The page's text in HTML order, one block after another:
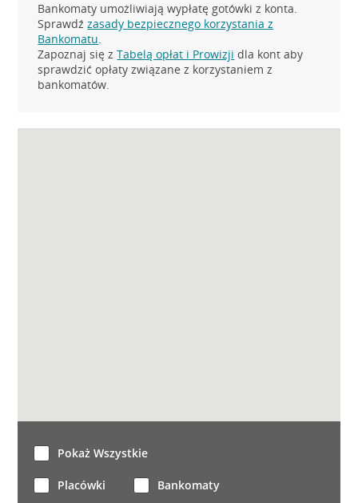
Bankomaty umożliwiają wypłatę gotówki z konta.
Sprawdźzasady bezpiecznego korzystania z
Bankomatu.
Zapoznaj się zTabelą opłat i Prowizji dla kont aby
sprawdzić opłaty związane z korzystaniem z
bankomatów.
Pokaż Wszystkie
Placówki Bankomaty